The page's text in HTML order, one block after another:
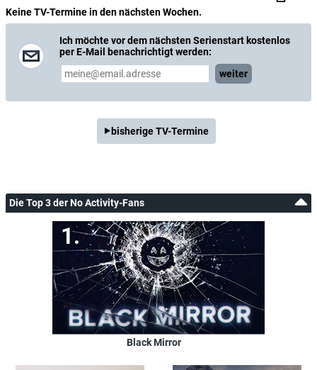
Keine TV-Termine in den nächsten Wochen.
Ich möchte vor dem nächsten Serienstart kostenlos
per E-Mail benachrichtigt werden:
weiter
bisherige TV-Termine
Die Top 3 der No Activity-Fans
Black Mirror